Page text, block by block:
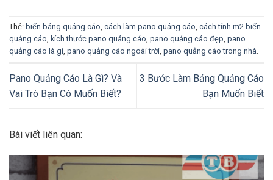
Thẻ: biển bảng quảng cáo, cách làm pano quảng cáo, cách tính m2 biển
quảng cáo, kích thước pano quảng cáo, pano quảng cáo đẹp, pano
quảng cáo là gì, pano quảng cáo ngoài trời, pano quảng cáo trong nhà.
Pano Quảng Cáo Là Gì? Và
Vai Trò Bạn Có Muốn Biết?
3 Bước Làm Bảng Quảng Cáo
Bạn Muốn Biết
Bài viết liên quan: